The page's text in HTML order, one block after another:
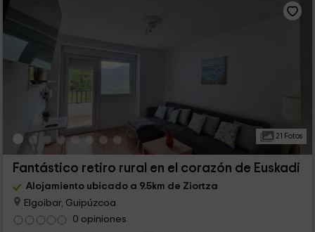
21 Fotos
Fantástico retiro rural en el corazón de Euskadi
Alojamiento ubicado a 9.5km de Ziortza
Elgoibar, Guipúzcoa
0 opiniones